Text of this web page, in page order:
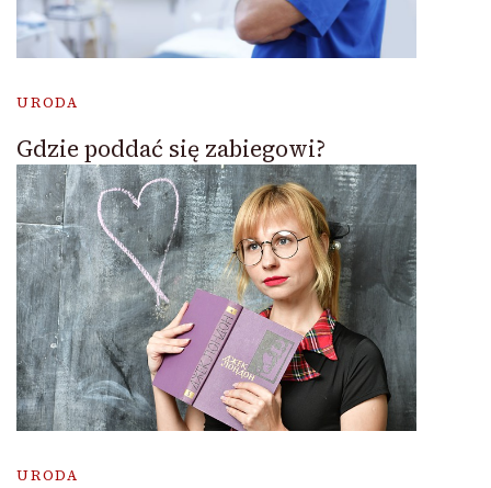
URODA
Gdzie poddać się zabiegowi?
URODA